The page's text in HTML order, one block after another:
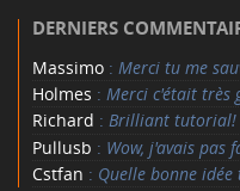
DERNIERS
Massimo: Merci tu me
Holmes : Merci c'était très
Richard : Brilliant tutorial!
Pullusb : Wow, j'avais pas
Cstfan : Quelle bonne idée